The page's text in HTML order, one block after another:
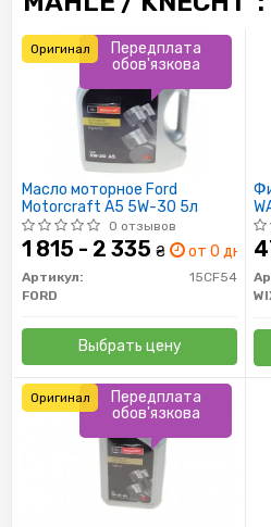
Масло моторное Ford
Motorcraft A5 5W-30 5л
0 отзывов
1 815 - 2 335 ₴ от 0 дн.
Артикул:
15CF54
FORD
Выбрать цену
Передплата
обов'язкова
Оригинал
Передплата
обов'язкова
Оригинал